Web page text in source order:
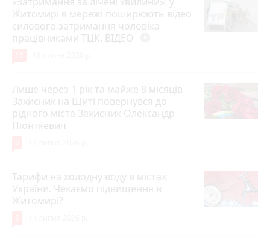
Житомирі в мережі поширюють відео
силового затримання чоловіка
працівниками ТЦК. ВІДЕО
Лише через 1 рік та майже 8 місяців
Захисник на Щиті повернувся до
рідного міста Захисник Олександр
Піонткевич
Тарифи на холодну воду в містах
України. Чекаємо підвищення в
Житомирі?